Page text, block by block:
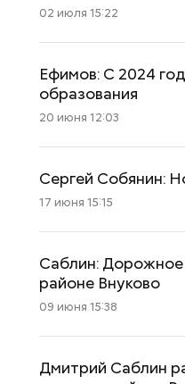
02 июля 15:22
Ефимов: С 2024
образования
20 июня 12:03
Сергей Собянин:
17 июня 15:15
Саблин: Дорожное
районе Внуково
09 июня 15:38
Дмитрий Саблин